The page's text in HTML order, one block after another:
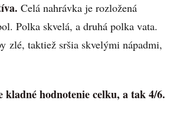
Celá nahrávka je rozložená
Polka skvelá, a druhá polka vata.
zlé, taktiež sršia skvelými nápadmi,
hodnotenie celku, a tak 4/6.